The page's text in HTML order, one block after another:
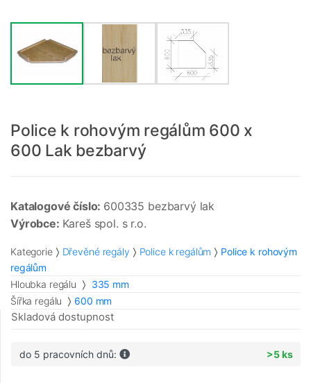
Police k rohovým regálům 600 x
600 Lak bezbarvý
Katalogové číslo: 600335 bezbarvý lak
Výrobce: Kareš spol. s r.o.
Kategorie Dřevěné regály Police k regálům
Police k rohovým
regálům
Hloubka regálu
335 mm
Šířka regálu
600 mm
Skladová dostupnost
do 5 pracovních dnů: >5 ks